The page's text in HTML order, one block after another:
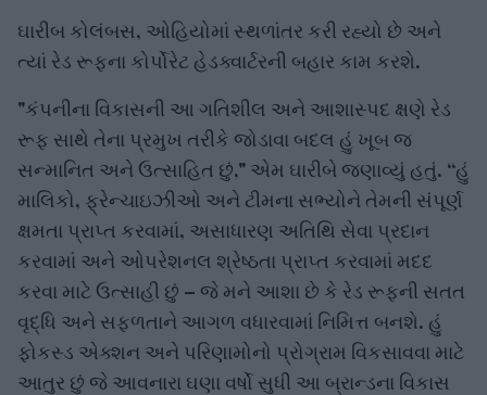
ઘારીબ કોલંબસ, ઓહિયોમાં સ્થળાંતર કરી રહ્યો છે અને
ત્યાં રેડ રૂફના કોર્પોરેટ હેડક્વાર્ટરની બહાર કામ કરશે.
"કંપનીના વિકાસની આ ગતિશીલ અને આશાસ્પદ ક્ષણે રેડ
રૂફ સાથે તેના પ્રમુખ તરીકે જોડાવા બદલ હું ખૂબ જ
સન્માનિત અને ઉત્સાહિત છું," એમ ઘારીબે જણાવ્યું હતું. “હું
માલિકો, ફ્રેન્ચાઇઝીઓ અને ટીમના સભ્યોને તેમની સંપૂર્ણ
ક્ષમતા પ્રાપ્ત કરવામાં, અસાધારણ અતિથિ સેવા પ્રદાન
કરવામાં અને ઓપરેશનલ શ્રેષ્ઠતા પ્રાપ્ત કરવામાં મદદ
કરવા માટે ઉત્સાહી છું – જે મને આશા છે કે રેડ રૂફની સતત
વૃદ્ધિ અને સફળતાને આગળ વધારવામાં નિમિત્ત બનશે. હું
ફોકસ્ડ એક્શન અને પરિણામોનો પ્રોગ્રામ વિકસાવવા માટે
આતુર છું જે આવનારા ઘણા વર્ષો સુધી આ બ્રાન્ડના વિકાસ